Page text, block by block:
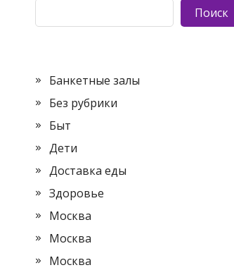
Поиск
Банкетные залы
Без рубрики
Быт
Дети
Доставка еды
Здоровье
Москва
Москва
Москва